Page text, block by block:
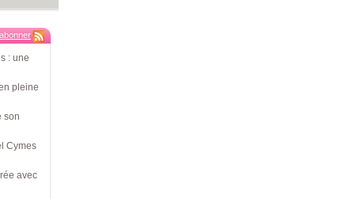
: une
pleine
son
Cymes
avec